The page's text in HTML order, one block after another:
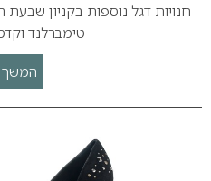
חנויות דגל נוספות בקניון
טימברלנד
המשך